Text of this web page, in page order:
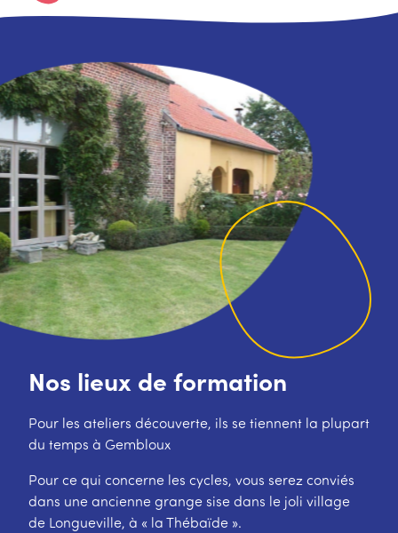
Nos lieux de formation
Pour les ateliers découverte, ils se tiennent la plupart
du temps à Gembloux
Pour ce qui concerne les cycles, vous serez conviés
dans une ancienne grange sise dans le joli village
de Longueville, à « la Thébaïde ».